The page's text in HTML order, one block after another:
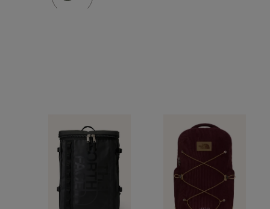
ordinateur
portable
portable